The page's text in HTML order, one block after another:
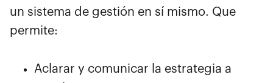
un sistema de gestión en sí mismo. Que
permite:
Aclarar y comunicar la estrategia a